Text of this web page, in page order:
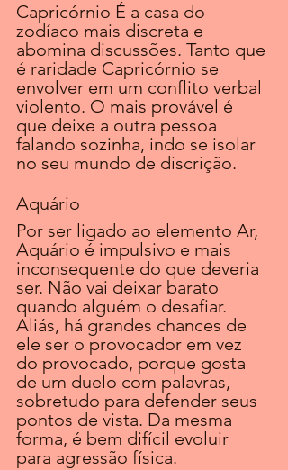
Capricórnio É a casa do
zodíaco mais discreta e
abomina discussões. Tanto que
é raridade Capricórnio se
envolver em um conflito verbal
violento. O mais provável é
que deixe a outra pessoa
falando sozinha, indo se isolar
no seu mundo de discrição.
Aquário
Por ser ligado ao elemento Ar,
Aquário é impulsivo e mais
inconsequente do que deveria
ser. Não vai deixar barato
quando alguém o desafiar.
Aliás, há grandes chances de
ele ser o provocador em vez
do provocado, porque gosta
de um duelo com palavras,
sobretudo para defender seus
pontos de vista. Da mesma
forma, é bem difícil evoluir
para agressão física.